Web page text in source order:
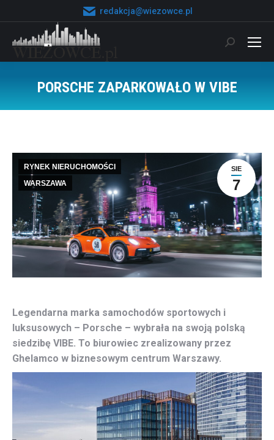
redakcja@wiezowce.pl
Szukaj:
PORSCHE ZAPARKOWAŁO W VIBE
SIE
7
RYNEK NIERUCHOMOŚCI
WARSZAWA
Legendarna marka samochodów sportowych i
luksusowych – Porsche – wybrała na swoją polską
siedzibę VIBE. To biurowiec zrealizowany przez
Ghelamco w biznesowym centrum Warszawy.